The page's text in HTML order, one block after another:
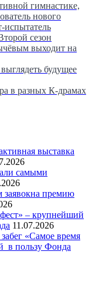
гимнастике,
нового
испытатель
сезон
выходит на
будущее
в разных К-драмах
выставка
самыми
заявокна премию
– крупнейший
11.07.2026
«Самое время
в пользу Фонда